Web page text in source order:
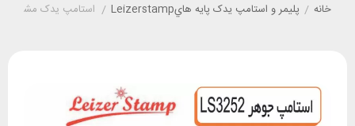
پليمر و استامپ يدک پايه هايLeizerstamp /استامپ یدک مشکی LS-3252 leizerstamp